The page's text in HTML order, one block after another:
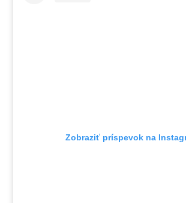
Zobraziť príspevok na